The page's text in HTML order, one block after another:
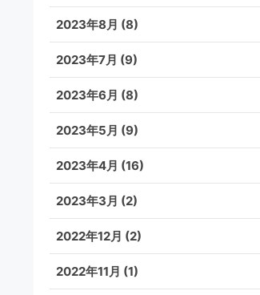
2023年8月 (8)
2023年7月 (9)
2023年6月 (8)
2023年5月 (9)
2023年4月 (16)
2023年3月 (2)
2022年12月 (2)
2022年11月 (1)